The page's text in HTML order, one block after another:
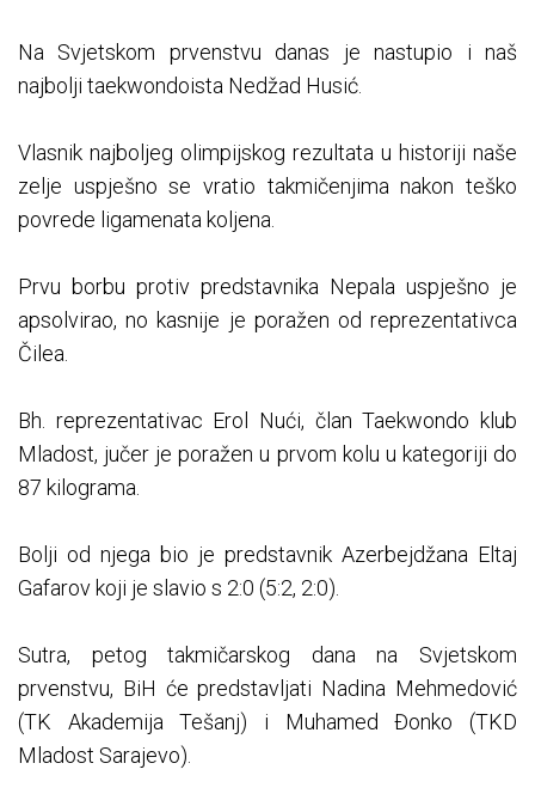
Na Svjetskom prvenstvu danas je nastupio i naš
najbolji taekwondoista Nedžad Husić.
Vlasnik najboljeg olimpijskog rezultata u historiji naše
zelje uspješno se vratio takmičenjima nakon teško
povrede ligamenata koljena.
Prvu borbu protiv predstavnika Nepala uspješno je
apsolvirao, no kasnije je poražen od reprezentativca
Čilea.
Bh. reprezentativac Erol Nući, član Taekwondo klub
Mladost, jučer je poražen u prvom kolu u kategoriji do
87 kilograma.
Bolji od njega bio je predstavnik Azerbejdžana Eltaj
Gafarov koji je slavio s 2:0 (5:2, 2:0).
Sutra, petog takmičarskog dana na Svjetskom
prvenstvu, BiH će predstavljati Nadina Mehmedović
(TK Akademija Tešanj) i Muhamed Đonko (TKD
Mladost Sarajevo).